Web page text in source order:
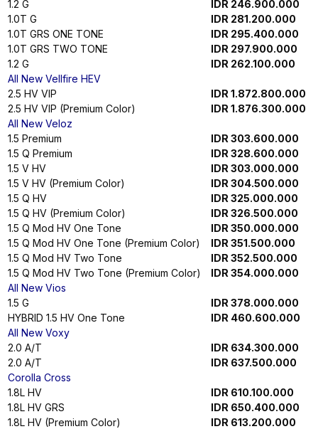
Hilux Rangga
PU 2.0 STD
IDR 199.200.000
MB 2.0 STD
IDR 199.200.000
2.0 STD
IDR 204.200.000
2.0 STD 3WAY
IDR 205.200.000
2.0 HIGH
2.0 HIGH
IDR 226.500.000
2.4 HIGH
IDR 309.900.000
2.4 HIGH
2.4 HIGH
IDR 309.900.000
CABCHASSIS MB 2.4
IDR 253.500.000
DB 2.0 STD (REAR)
IDR 242.800.000
DB 2.0 STD (REAR + SIDE)
IDR 245.300.000
CABCHASSIS REGR 2.0 STD
IDR 329.200.000
CABCHASSIS PU 2.4 STD
IDR 254.600.000
PU 2.4 STD
IDR 259.700.000
PU 2.4 STD 3WAY
IDR 260.600.000
PU 2.4 HIGH
IDR 294.300.000
PU 2.4 HIGH
IDR 315.500.000
CABCHASSIS PU 2.4 HIGH
CABCHASSIS PU 2.4 HIGH
IDR 309.900.000
DB 2.4 STD (REAR)
IDR 297.800.000
CABCHASSIS REGR 2.4 STD
Kijang Innova Zenix
2.4 G
IDR 421.100.000
G
G (Premium Color)
IDR 442.900.000
V
IDR 486.200.000
V
IDR 486.200.000